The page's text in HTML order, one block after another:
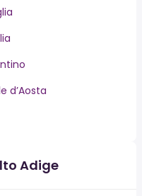
d’Aosta
Adige